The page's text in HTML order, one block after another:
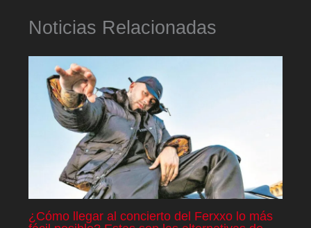
Noticias Relacionadas
¿Cómo llegar al concierto del Ferxxo lo más